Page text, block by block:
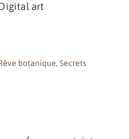
art
botanique, Secrets